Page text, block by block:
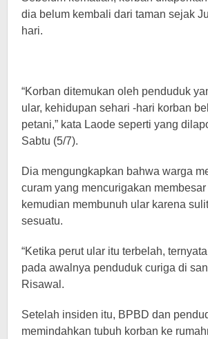
dia belum kembali dari taman sejak
hari.
“Korban ditemukan oleh penduduk
ular, kehidupan sehari -hari korban
petani,” kata Laode seperti yang
Sabtu (5/7).
Dia mengungkapkan bahwa warga
curam yang mencurigakan
kemudian membunuh ular karena
sesuatu.
“Ketika perut ular itu terbelah,
pada awalnya penduduk curiga di
Risawal.
Setelah insiden itu, BPBD dan
memindahkan tubuh korban ke